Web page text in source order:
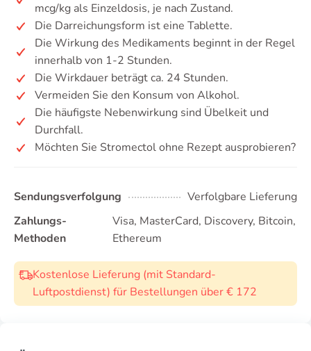
mcg/kg als Einzeldosis, je nach Zustand.
Die Darreichungsform ist eine Tablette.
Die Wirkung des Medikaments beginnt in der Regel
innerhalb von 1-2 Stunden.
Die Wirkdauer beträgt ca. 24 Stunden.
Vermeiden Sie den Konsum von Alkohol.
Die häufigste Nebenwirkung sind Übelkeit und
Durchfall.
Möchten Sie Stromectol ohne Rezept ausprobieren?
Sendungsverfolgung
Verfolgbare Lieferung
Zahlungs-
Methoden
Visa, MasterCard, Discovery, Bitcoin,
Ethereum
Kostenlose Lieferung (mit Standard-
Luftpostdienst) für Bestellungen über € 172